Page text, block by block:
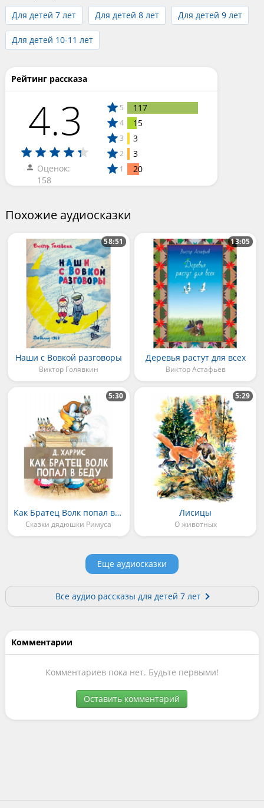
Для детей 7 лет
Для детей 8 лет Для детей 9 лет
Для детей 10-11 лет
Рейтинг рассказа
4.3
Оценок:
158
5 117
4 15
3 3
2 3
1 20
Похожие аудиосказки
Наши с Вовкой разговоры
Виктор Голявкин
58:51
Деревья растут для всех
Виктор Астафьев
13:05
Как Братец Волк попал в беду
Сказки дядюшки Римуса
5:30
Лисицы
О животных
5:29
Еще аудиосказки
Все аудио рассказы для детей 7 лет
Комментарии
Комментариев пока нет. Будьте первыми!
Оставить комментарий